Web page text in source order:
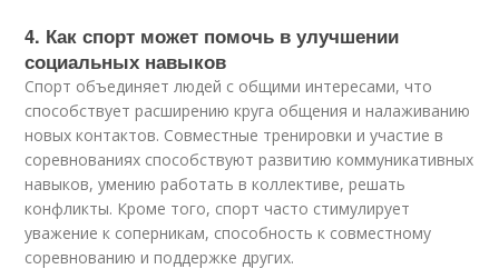
4. Как спорт может помочь в улучшении
социальных навыков
Спорт объединяет людей с общими интересами, что
способствует расширению круга общения и налаживанию
новых контактов. Совместные тренировки и участие в
соревнованиях способствуют развитию коммуникативных
навыков, умению работать в коллективе, решать
конфликты. Кроме того, спорт часто стимулирует
уважение к соперникам, способность к совместному
соревнованию и поддержке других.